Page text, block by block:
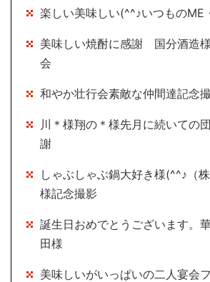
楽しい美味しい(^^♪いつものME
美味しい焼酎に感謝 国分酒造
会
和やか壮行会素敵な仲間達記念
川＊様翔の＊様先月に続いての
謝
しゃぶしゃぶ鍋大好き様(^^♪（
様記念撮影
誕生日おめでとうございます。
田様
美味しいがいっぱいの二人宴会